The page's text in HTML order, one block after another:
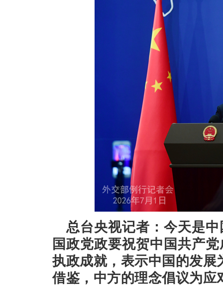
总台央视记者：今天是
国政党政要祝贺中国共产
执政成就，表示中国的发
借鉴，中方的理念倡议为